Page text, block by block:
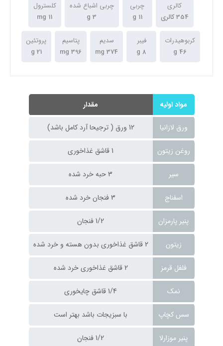
کالری
354 کالری
چربی
11 g
چربی اشباع شده
3 g
کلسترول
11 mg
کربوهیدرات
46 g
فیبر
8 g
سدیم
374 mg
پتاسیم
396 mg
پروتئین
21 g
مواد اولیه مقدار
ورق لازانیا 12 ورق ( ترجیحا آرد کامل باشد)
روغن زیتون 1 قاشق غذاخوری
سیر 3 حبه خرد شده
اسفناج 3 فنجان خرد شده
پنیر پارمزان 1/2 فنجان
زیتون 2 قاشق غذاخوری بدون هسته و خرد شده
فلفل قرمز 2 قاشق غذاخوری خرد شده
نمک 1/4 قاشق چایخوری
سس کچاپ با سبزیجات باشد بهتر است
پنیر موزارلا 1/2 فنجان